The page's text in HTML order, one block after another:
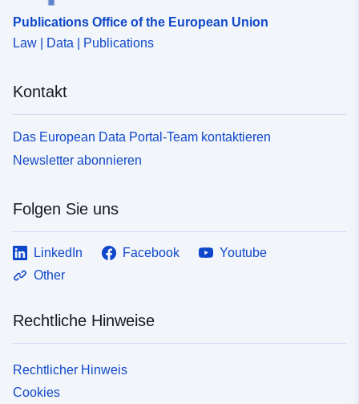
Publications Office of the European Union
Law | Data | Publications
Kontakt
Das European Data Portal-Team kontaktieren
Newsletter abonnieren
Folgen Sie uns
LinkedIn Facebook
Youtube
Other
Rechtliche Hinweise
Rechtlicher Hinweis
Cookies